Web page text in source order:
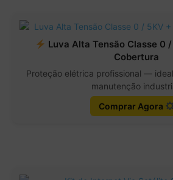
Luva Alta Tensão Classe 0
Cobertura
Proteção elétrica profissional —
manutenção
Comprar Agora